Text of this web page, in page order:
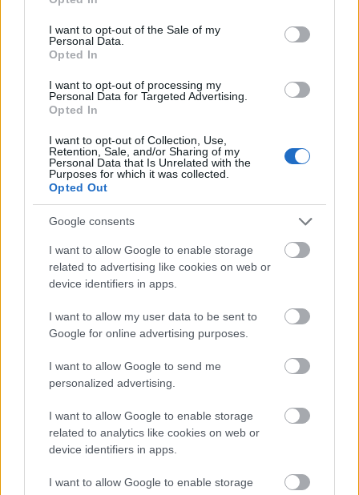
use your data for below specified purposes in below Google
consent section.
I want to opt-out of the Sale of my
Personal Data.
Opted In
I want to opt-out of processing my
Personal Data for Targeted Advertising.
Opted In
I want to opt-out of Collection, Use,
Retention, Sale, and/or Sharing of my
Personal Data that Is Unrelated with the
Purposes for which it was collected.
Opted Out
Google consents
I want to allow Google to enable storage
related to advertising like cookies on web or
device identifiers in apps.
I want to allow my user data to be sent to
Google for online advertising purposes.
I want to allow Google to send me
personalized advertising.
I want to allow Google to enable storage
related to analytics like cookies on web or
device identifiers in apps.
I want to allow Google to enable storage
autópálya útépítés M1-es autópálya Bicske
M1 bővítés: már zajlik a teljesen új Bicske Kelet
Tizenegy meglévő csomópontot korszerűsít és négy új,
különszintű csomópontot hoz létre az MKIF az M1-es
bővítésénél.
Új gyalogosátkelők és jelzőlámpás
Másfélszeresére bővítik
Hódmezővásárhely jó hírű református
iskoláját
Flórián téri felüljárón
Paks II.: Mit jelent az 5. blokk új